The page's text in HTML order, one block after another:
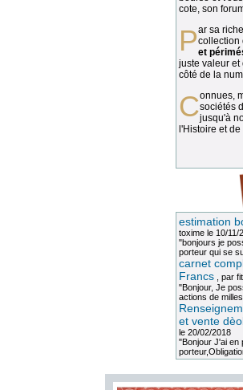
cote, son
Par sa richesse et sa diversité, lacollection
et
juste valeur et
côté de la
Connues, méconnues, ou inconnues, lessociétés
jusqu'à
l'Histoire et
estimation
toximele 10/11/
"bonjours je
porteur qui se
carnet
Francs, par
"Bonjour, Je
actions de
et vente
le 20/02/2018
"Bonjour J'ai en